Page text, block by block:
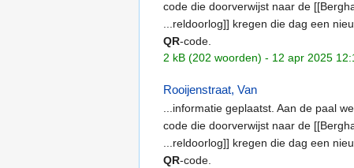
code die doorverwijst naar de
...reldoorlog]] kregen die dag een
QR-code.
2 kB (202 woorden) - 12 apr 2025
Rooijenstraat, Van
...informatie geplaatst. Aan de paal
code die doorverwijst naar de
...reldoorlog]] kregen die dag een
QR-code.